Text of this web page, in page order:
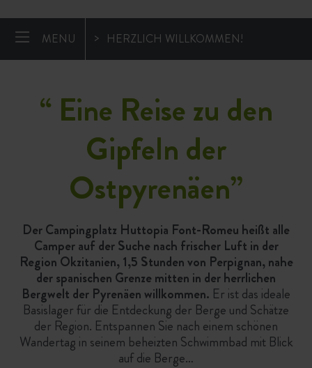
MENU HERZLICH WILLKOMMEN!
“ Eine Reise zu den
Gipfeln der
Ostpyrenäen”
Der Campingplatz Huttopia Font-Romeu heißt alle
Camper auf der Suche nach frischer Luft in der
Region Okzitanien, 1,5 Stunden von Perpignan, nahe
der spanischen Grenze mitten in der herrlichen
Bergwelt der Pyrenäen willkommen. Er ist das ideale
Basislager für die Entdeckung der Berge und Schätze
der Region. Entspannen Sie nach einem schönen
Wandertag in seinem beheizten Schwimmbad mit Blick
auf die Berge…